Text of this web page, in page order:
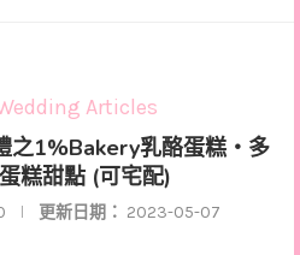
Articles
之1%Bakery乳酪蛋糕‧多
糕甜點 (可宅配)
更新日期： 2023-05-07